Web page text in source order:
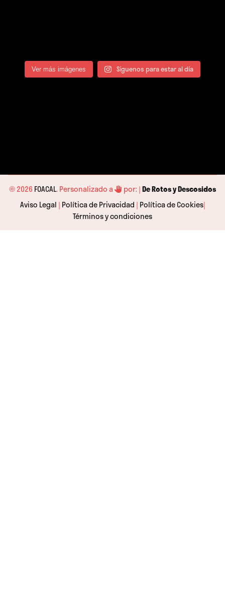
Ver más imágenes Síguenos para estar al día
© 2026 FOACAL. Personalizado a por: |De Rotos y Descosidos
Aviso Legal | Política de Privacidad | Política de Cookies|
Términos y condiciones